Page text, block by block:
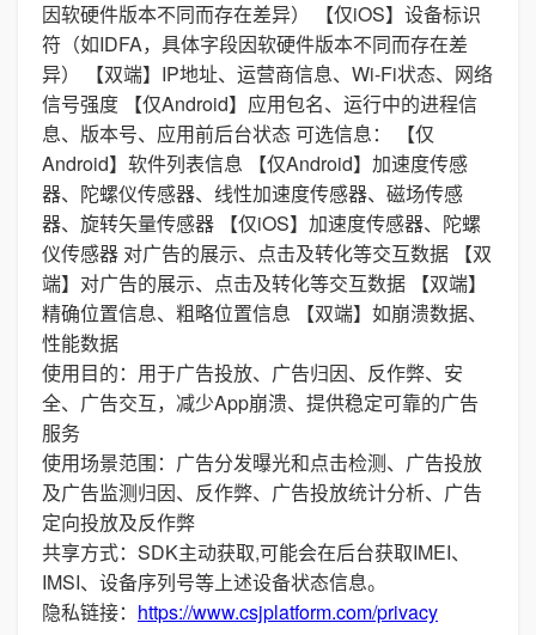
因软硬件版本不同而存在差异） 【仅iOS】设备标识
符（如IDFA，具体字段因软硬件版本不同而存在差
异） 【双端】IP地址、运营商信息、Wi-Fi状态、网络
信号强度 【仅Android】应用包名、运行中的进程信
息、版本号、应用前后台状态 可选信息： 【仅
Android】软件列表信息 【仅Android】加速度传感
器、陀螺仪传感器、线性加速度传感器、磁场传感
器、旋转矢量传感器 【仅iOS】加速度传感器、陀螺
仪传感器 对广告的展示、点击及转化等交互数据 【双
端】对广告的展示、点击及转化等交互数据 【双端】
精确位置信息、粗略位置信息 【双端】如崩溃数据、
性能数据
使用目的：用于广告投放、广告归因、反作弊、安
全、广告交互，减少App崩溃、提供稳定可靠的广告
服务
使用场景范围：广告分发曝光和点击检测、广告投放
及广告监测归因、反作弊、广告投放统计分析、广告
定向投放及反作弊
共享方式：SDK主动获取,可能会在后台获取IMEI、
IMSI、设备序列号等上述设备状态信息。
隐私链接： https://www.csjplatform.com/privacy